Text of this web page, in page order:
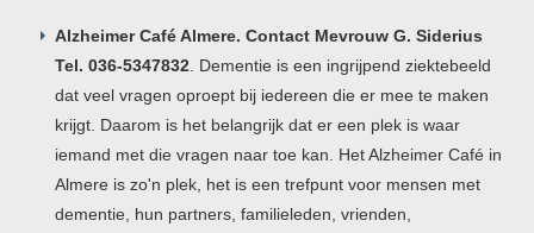
Alzheimer Café Almere. Contact Mevrouw G. Siderius
Tel. 036-5347832 . Dementie is een ingrijpend ziektebeeld
dat veel vragen oproept bij iedereen die er mee te maken
krijgt. Daarom is het belangrijk dat er een plek is waar
iemand met die vragen naar toe kan. Het Alzheimer Café in
Almere is zo'n plek, het is een trefpunt voor mensen met
dementie, hun partners, familieleden, vrienden,